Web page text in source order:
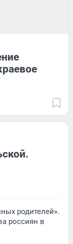
родителей».
россиян в